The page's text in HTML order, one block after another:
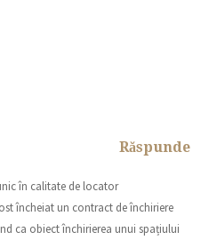
Răspunde
în calitate de locator
încheiat un contract de închiriere
ca obiect închirierea unui spațiului